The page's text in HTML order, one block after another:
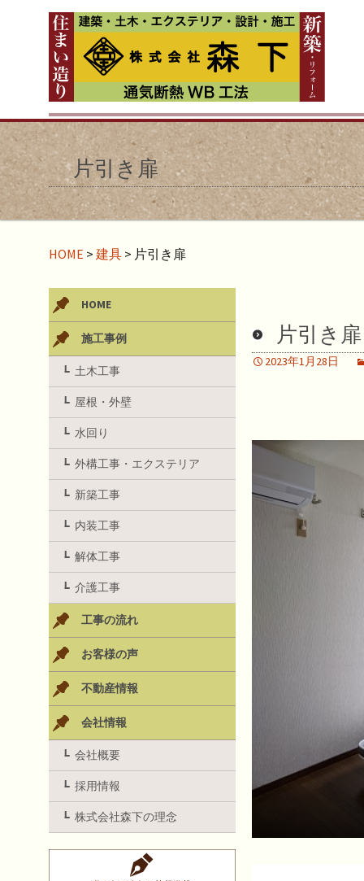
片引き扉
HOME > 建具 > 片引き扉
片引き扉
2023年1月28日
HOME
施工事例
土木工事
屋根・外壁
水回り
外構工事・エクステリア
新築工事
内装工事
解体工事
介護工事
工事の流れ
お客様の声
不動産情報
会社情報
会社概要
採用情報
株式会社森下の理念